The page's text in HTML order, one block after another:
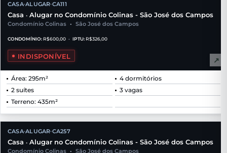
CASA•ALUGAR•CA111
Casa • Alugar no Condomínio Colinas - São José dos Campos
Condomínio Colinas • São José dos Campos
CONDOMÍNIO: R$600,00 • IPTU: R$326,00
INDISPONÍVEL ↗
Área: 295m²
4 dormitórios
2 suítes
3 vagas
Terreno: 435m²
CASA•ALUGAR•CA257
Casa • Alugar no Condomínio Colinas - São José dos Campos
Condomínio Colinas • São José dos Campos